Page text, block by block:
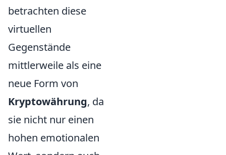
betrachten diese
virtuellen
Gegenstände
mittlerweile als eine
neue Form von
Kryptowährung, da
sie nicht nur einen
hohen emotionalen